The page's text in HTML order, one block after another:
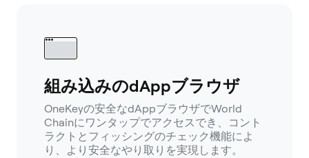
組み込みのdAppブラウザ
OneKeyの安全なdAppブラウザでWorld
Chainにワンタップでアクセスでき、コント
ラクトとフィッシングのチェック機能によ
り、より安全なやり取りを実現します。